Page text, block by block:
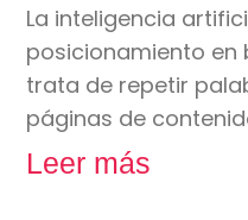
La inteligencia
posicionamiento en
trata de repetir
páginas de
Leer más